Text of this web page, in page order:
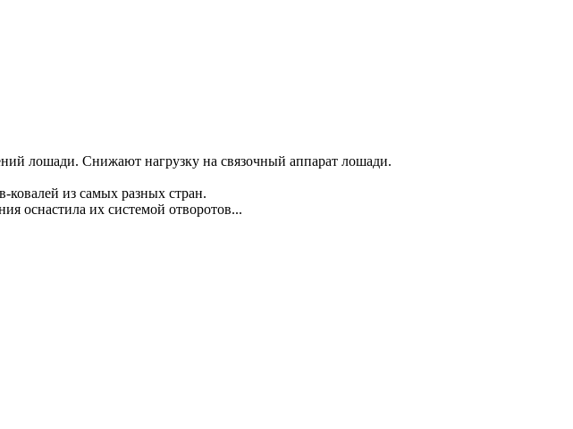
лошади. Снижают нагрузку на связочный аппарат лошади.
ковалей из самых разных стран.
оснастила их системой отворотов...